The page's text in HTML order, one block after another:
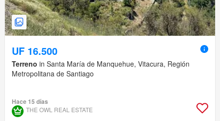
UF 16.500
Terreno in Santa María de Manquehue, Vitacura, Región
Metropolitana de Santiago
Hace 15 días
THE OWL REAL ESTATE